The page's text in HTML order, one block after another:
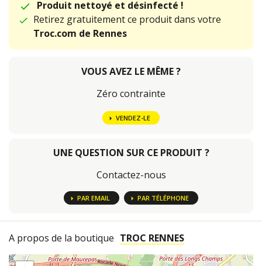
Produit nettoyé et désinfecté !
Retirez gratuitement ce produit dans votre
Troc.com de Rennes
VOUS AVEZ LE MÊME ?
Zéro contrainte
VENDEZ-LE
UNE QUESTION SUR CE PRODUIT ?
Contactez-nous
PAR EMAIL PAR TÉLÉPHONE
A propos de la boutique TROC RENNES